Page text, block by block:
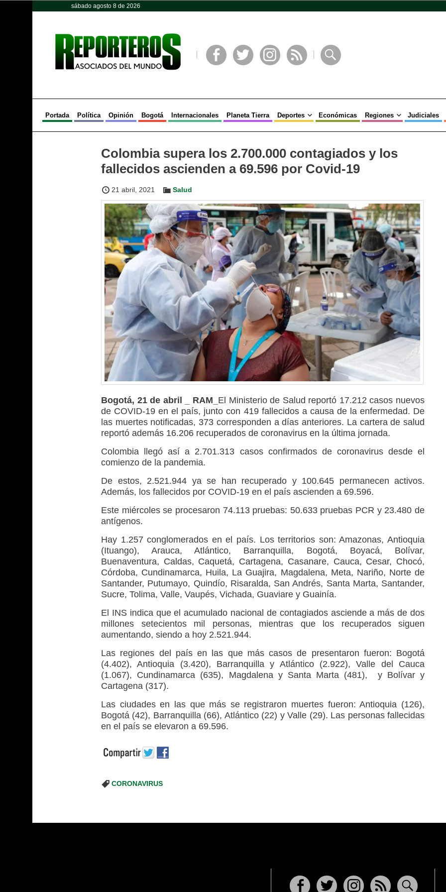
sábado agosto 8 de 2026
Portada Política Opinión Bogotá Internacionales Planeta Tierra Deportes Económicas Regiones Judiciales
Colombia supera los 2.700.000 contagiados y los
fallecidos ascienden a 69.596 por Covid-19
21 abril, 2021 Salud
Bogotá, 21 de abril _ RAM_ El Ministerio de Salud reportó 17.212 casos nuevos
de COVID-19 en el país, junto con 419 fallecidos a causa de la enfermedad. De
las muertes notificadas, 373 corresponden a días anteriores. La cartera de salud
reportó además 16.206 recuperados de coronavirus en la última jornada.
Colombia llegó así a 2.701.313 casos confirmados de coronavirus desde el
comienzo de la pandemia.
De estos, 2.521.944 ya se han recuperado y 100.645 permanecen activos.
Además, los fallecidos por COVID-19 en el país ascienden a 69.596.
Este miércoles se procesaron 74.113 pruebas: 50.633 pruebas PCR y 23.480 de
antígenos.
Hay 1.257 conglomerados en el país. Los territorios son: Amazonas, Antioquia
(Ituango), Arauca, Atlántico, Barranquilla, Bogotá, Boyacá, Bolívar,
Buenaventura, Caldas, Caquetá, Cartagena, Casanare, Cauca, Cesar, Chocó,
Córdoba, Cundinamarca, Huila, La Guajira, Magdalena, Meta, Nariño, Norte de
Santander, Putumayo, Quindío, Risaralda, San Andrés, Santa Marta, Santander,
Sucre, Tolima, Valle, Vaupés, Vichada, Guaviare y Guainía.
El INS indica que el acumulado nacional de contagiados asciende a más de dos
millones setecientos mil personas, mientras que los recuperados siguen
aumentando, siendo a hoy 2.521.944.
Las regiones del país en las que más casos de presentaron fueron: Bogotá
(4.402), Antioquia (3.420), Barranquilla y Atlántico (2.922), Valle del Cauca
(1.067), Cundinamarca (635), Magdalena y Santa Marta (481), y Bolívar y
Cartagena (317).
Las ciudades en las que más se registraron muertes fueron: Antioquia (126),
Bogotá (42), Barranquilla (66), Atlántico (22) y Valle (29). Las personas fallecidas
en el país se elevaron a 69.596.
CORONAVIRUS
Opinión Política